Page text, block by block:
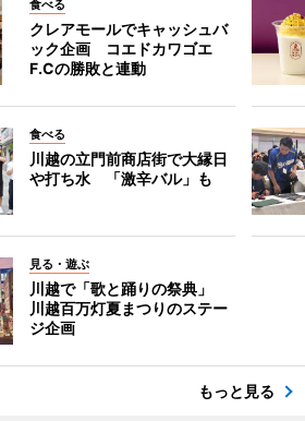
食べる
クレアモールでキャッシュバ
ック企画 コエドカワゴエ
F.Cの勝敗と連動
食べる
川越の立門前商店街で大縁日
や打ち水 「激辛バル」も
見る・遊ぶ
川越で「歌と踊りの祭典」
川越百万灯夏まつりのステー
ジ企画
もっと見る